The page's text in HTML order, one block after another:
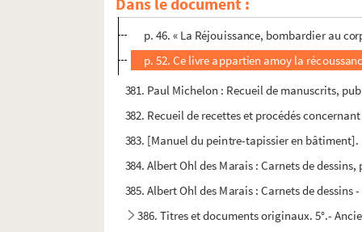
p. 47. Chanson bacchique
p. 46. « La Réjouissance, bombardier au
p. 52. Ce livre appartien amoy la
381. Paul Michelon : Recueil de manuscrits,
382. Recueil de recettes et procédés
383. [Manuel du peintre-tapissier en bâtiment].
384. Albert Ohl des Marais : Carnets de
385. Albert Ohl des Marais : Carnets de dessins
386. Titres et documents originaux. 5°.-